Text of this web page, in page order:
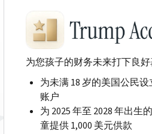
为您孩子的财务未来打下良
为未满 18 岁的美国公民
账户
为 2025 年至 2028 年出生
童提供 1,000 美元供款